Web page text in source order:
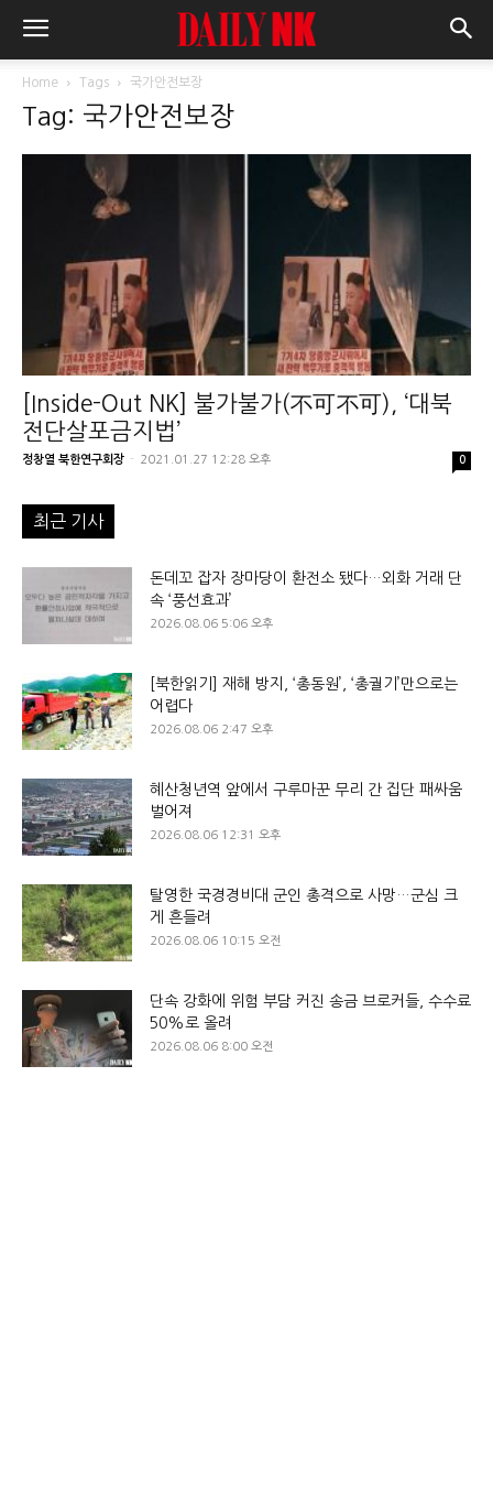
Home Tags 국가안전보장
Tag: 국가안전보장
[Inside-Out NK] 불가불가(不可不可), ‘대북
전단살포금지법’
정창열 북한연구회장 - 2021.01.27 12:28 오후 0
최근 기사
돈데꼬 잡자 장마당이 환전소 됐다…외화 거래 단
속 ‘풍선효과’
2026.08.06 5:06 오후
[북한읽기] 재해 방지, ‘총동원’, ‘총궐기’만으로는
어렵다
2026.08.06 2:47 오후
혜산청년역 앞에서 구루마꾼 무리 간 집단 패싸움
벌어져
2026.08.06 12:31 오후
탈영한 국경경비대 군인 총격으로 사망…군심 크
게 흔들려
2026.08.06 10:15 오전
단속 강화에 위험 부담 커진 송금 브로커들, 수수료
50%로 올려
2026.08.06 8:00 오전